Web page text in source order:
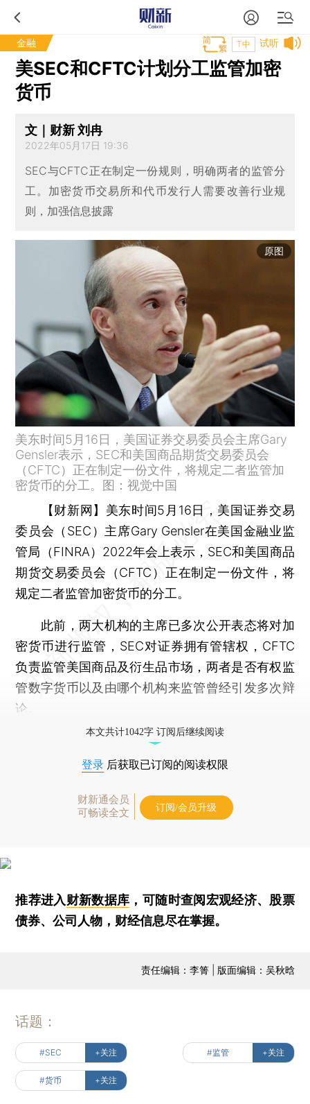
金融 试听
T中
美SEC和CFTC计划分工监管加密
货币
文｜财新 刘冉
2022年05月17日 19:36
SEC与CFTC正在制定一份规则，明确两者的监管分
工。加密货币交易所和代币发行人需要改善行业规
则，加强信息披露
原图
美东时间5月16日，美国证券交易委员会主席Gary
Gensler表示，SEC和美国商品期货交易委员会
（CFTC）正在制定一份文件，将规定二者监管加
密货币的分工。图：视觉中国
【财新网】 美东时间5月16日，美国证券交易
委员会（SEC）主席Gary Gensler在美国金融业监
管局（FINRA）2022年会上表示，SEC和美国商品
期货交易委员会（CFTC）正在制定一份文件，将
规定二者监管加密货币的分工。
此前，两大机构的主席已多次公开表态将对加
密货币进行监管，SEC对证券拥有管辖权，CFTC
负责监管美国商品及衍生品市场，两者是否有权监
管数字货币以及由哪个机构来监管曾经引发多次辩
论。
本文共计1042字 订阅后继续阅读
登录 后获取已订阅的阅读权限
财新通会员
可畅读全文
订阅/会员升级
推荐进入财新数据库 ，可随时查阅宏观经济、股票
债券、公司人物，财经信息尽在掌握。
责任编辑：李箐 | 版面编辑：吴秋晗
话题：
#SEC +关注 #监管 +关注
#货币 +关注